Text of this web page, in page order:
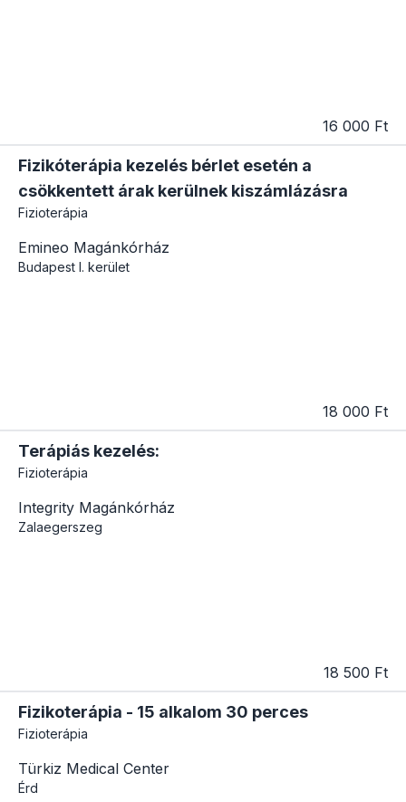
16 000 Ft
Fizikóterápia kezelés bérlet esetén a
csökkentett árak kerülnek kiszámlázásra
Fizioterápia
Emineo Magánkórház
Budapest I. kerület
18 000 Ft
Terápiás kezelés:
Fizioterápia
Integrity Magánkórház
Zalaegerszeg
18 500 Ft
Fizikoterápia - 15 alkalom 30 perces
Fizioterápia
Türkiz Medical Center
Érd